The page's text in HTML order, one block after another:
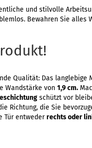
und stilvolle
Bewahren Sie
Qualität: Das langlebige
Wandstärke von 1,9 cm.
schützt vor
Richtung, die Sie
Tür entwederrechts oder